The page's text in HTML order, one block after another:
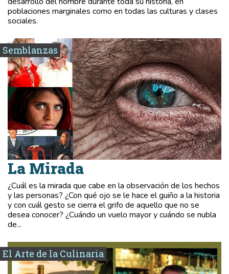
poblaciones marginales como en todas las culturas y clases
sociales.
Semblanzas
La Mirada
¿Cuál es la mirada que cabe en la observación de los hechos
y las personas? ¿Con qué ojo se le hace el guiño a la historia
y con cuál gesto se cierra el grifo de aquello que no se
desea conocer? ¿Cuándo un vuelo mayor y cuándo se nubla
de...
El Arte de la Culinaria